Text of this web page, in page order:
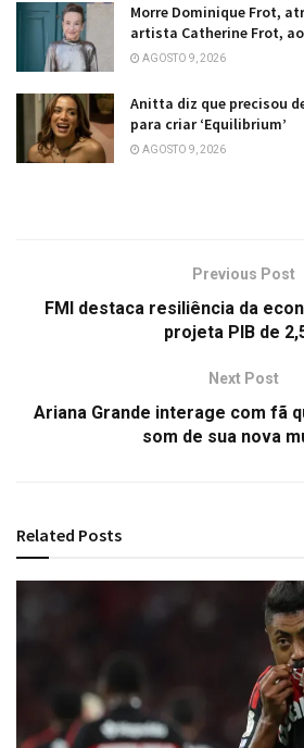
Morre Dominique Frot,
artista Catherine Frot,
AGOSTO 9, 2026
Anitta diz que precisou
para criar ‘Equilibrium’
AGOSTO 9, 2026
Previous Post
FMI destaca resiliência da
projeta PIB de
Next Post
Ariana Grande interage com fã
som de sua nova
Related Posts